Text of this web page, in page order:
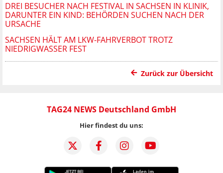
DREI BESUCHER NACH FESTIVAL IN SACHSEN IN KLINIK,
DARUNTER EIN KIND: BEHÖRDEN SUCHEN NACH DER
URSACHE
SACHSEN HÄLT AM LKW-FAHRVERBOT TROTZ
NIEDRIGWASSER FEST
Zurück zur Übersicht
TAG24 NEWS Deutschland GmbH
Hier findest du uns: